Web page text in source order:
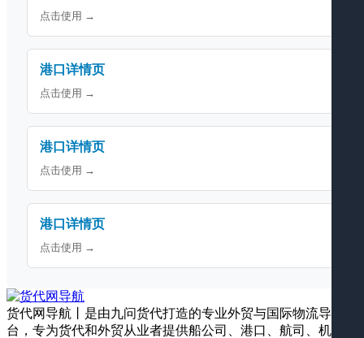
点击使用 →
港口详情页
点击使用 →
港口详情页
点击使用 →
港口详情页
点击使用 →
货代网导航丨是由九问货代打造的专业外贸与国际物流导航平
台，专为货代和外贸从业者提供船公司、港口、航司、机场、